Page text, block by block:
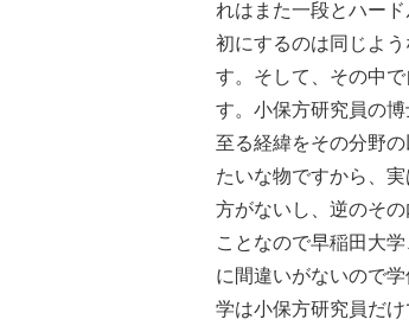
れはまた一段とハー
初にするのは同じよ
す。そして、その中
す。小保方研究員の
至る経緯をその分野
たいな物ですから、
方がないし、逆のそ
ことなので早稲田大
に間違いがないので
学は小保方研究員だ